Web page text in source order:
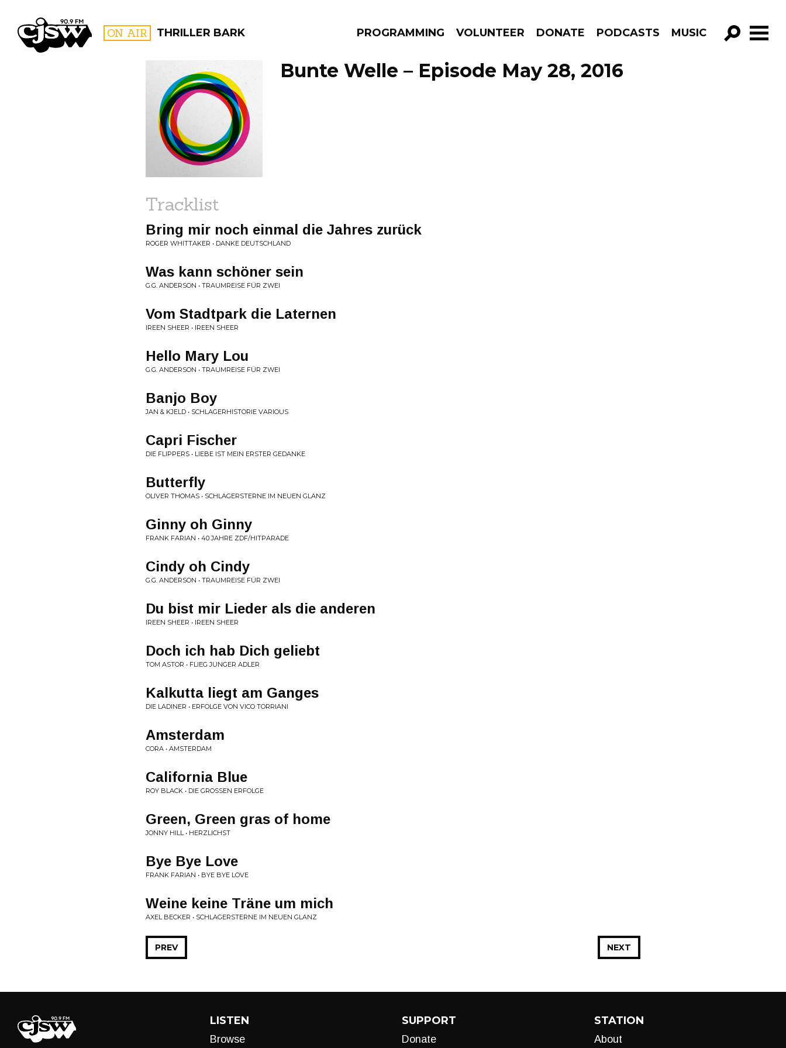
CJSW ON AIR THRILLER BARK PROGRAMMING VOLUNTEER DONATE PODCASTS MUSIC
GO!
FILTER BY:
PROGRAMS
Bunte Welle – Episode May 28, 2016
Tracklist
Bring mir noch einmal die Jahres zurück
ROGER WHITTAKER • DANKE DEUTSCHLAND
Was kann schöner sein
G.G. ANDERSON • TRAUMREISE FÜR ZWEI
Vom Stadtpark die Laternen
IREEN SHEER • IREEN SHEER
Hello Mary Lou
G.G. ANDERSON • TRAUMREISE FÜR ZWEI
Banjo Boy
JAN & KJELD • SCHLAGERHISTORIE VARIOUS
Capri Fischer
DIE FLIPPERS • LIEBE IST MEIN ERSTER GEDANKE
Butterfly
OLIVER THOMAS • SCHLAGERSTERNE IM NEUEN GLANZ
Ginny oh Ginny
FRANK FARIAN • 40 JAHRE ZDF/HITPARADE
Cindy oh Cindy
G.G. ANDERSON • TRAUMREISE FÜR ZWEI
Du bist mir Lieder als die anderen
IREEN SHEER • IREEN SHEER
Doch ich hab Dich geliebt
TOM ASTOR • FLIEG JUNGER ADLER
Kalkutta liegt am Ganges
DIE LADINER • ERFOLGE VON VICO TORRIANI
Amsterdam
CORA • AMSTERDAM
California Blue
ROY BLACK • DIE GROSSEN ERFOLGE
Green, Green gras of home
JONNY HILL • HERZLICHST
Bye Bye Love
FRANK FARIAN • BYE BYE LOVE
Weine keine Träne um mich
AXEL BECKER • SCHLAGERSTERNE IM NEUEN GLANZ
NEXT
PREV
LISTEN
Browse
SUPPORT
Donate
STATION
About